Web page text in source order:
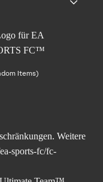
Items)
Weitere
sports-fc/fc-